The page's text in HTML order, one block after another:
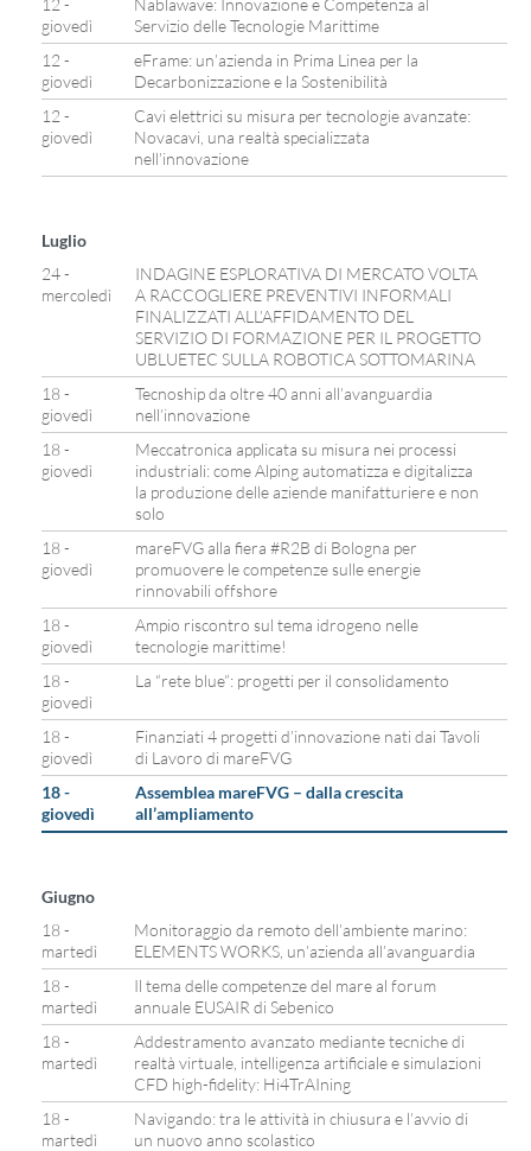
12 -
giovedì
Nablawave: Innovazione e Competenza al
Servizio delle Tecnologie Marittime
12 -
giovedì
eFrame: un’azienda in Prima Linea per la
Decarbonizzazione e la Sostenibilità
12 -
giovedì
Cavi elettrici su misura per tecnologie avanzate:
Novacavi, una realtà specializzata
nell’innovazione
Luglio
24 -
mercoledì
INDAGINE ESPLORATIVA DI MERCATO VOLTA
A RACCOGLIERE PREVENTIVI INFORMALI
FINALIZZATI ALL’AFFIDAMENTO DEL
SERVIZIO DI FORMAZIONE PER IL PROGETTO
UBLUETEC SULLA ROBOTICA SOTTOMARINA
18 -
giovedì
Tecnoship da oltre 40 anni all’avanguardia
nell’innovazione
18 -
giovedì
Meccatronica applicata su misura nei processi
industriali: come Alping automatizza e digitalizza
la produzione delle aziende manifatturiere e non
solo
18 -
giovedì
mareFVG alla fiera #R2B di Bologna per
promuovere le competenze sulle energie
rinnovabili offshore
18 -
giovedì
Ampio riscontro sul tema idrogeno nelle
tecnologie marittime!
18 -
giovedì
La “rete blue”: progetti per il consolidamento
18 -
giovedì
Finanziati 4 progetti d’innovazione nati dai Tavoli
di Lavoro di mareFVG
18 -
giovedì
Assemblea mareFVG – dalla crescita
all’ampliamento
Giugno
18 -
martedì
Monitoraggio da remoto dell’ambiente marino:
ELEMENTS WORKS, un’azienda all’avanguardia
18 -
martedì
Il tema delle competenze del mare al forum
annuale EUSAIR di Sebenico
18 -
martedì
Addestramento avanzato mediante tecniche di
realtà virtuale, intelligenza artificiale e simulazioni
CFD high-fidelity: Hi4TrAIning
18 -
martedì
Navigando: tra le attività in chiusura e l’avvio di
un nuovo anno scolastico